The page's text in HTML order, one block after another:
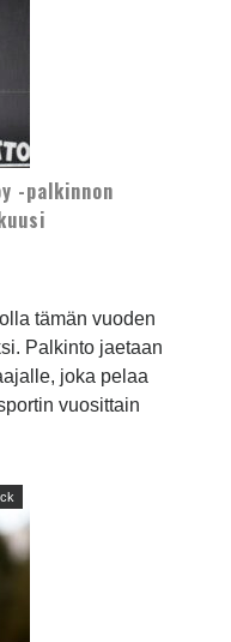
-palkinnon
tämän vuoden
Palkinto jaetaan
joka pelaa
vuosittain